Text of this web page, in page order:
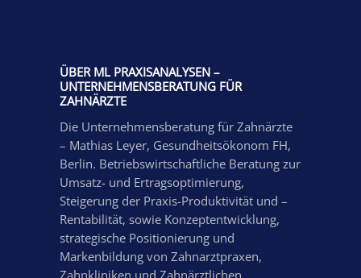
ÜBER ML PRAXISANALYSEN –
UNTERNEHMENSBERATUNG FÜR
ZAHNÄRZTE
Die Unternehmensberatung für Zahnärzte
– Mathias Leyer, Gesundheitsökonom FH,
Berlin. Betriebswirtschaftliche Beratung zur
Umsatz- und Ertragsoptimierung,
Steigerung der Praxis-Produktivität und –
Rentabilität, sowie Konzeptentwicklung,
strategische Positionierung und
Markenbildung von Zahnarztpraxen,
Zahnkliniken und Zahnärztlichen